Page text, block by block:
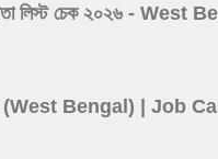
ভাতা লিস্ট চেক
(West Bengal) |